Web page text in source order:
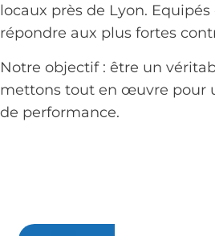
locaux près de Lyon.
répondre aux plus fortes
Notre objectif : être un
mettons tout en œuvre pour
de performance.